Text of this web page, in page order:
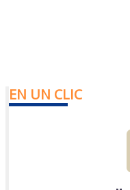
EN UN CLIC